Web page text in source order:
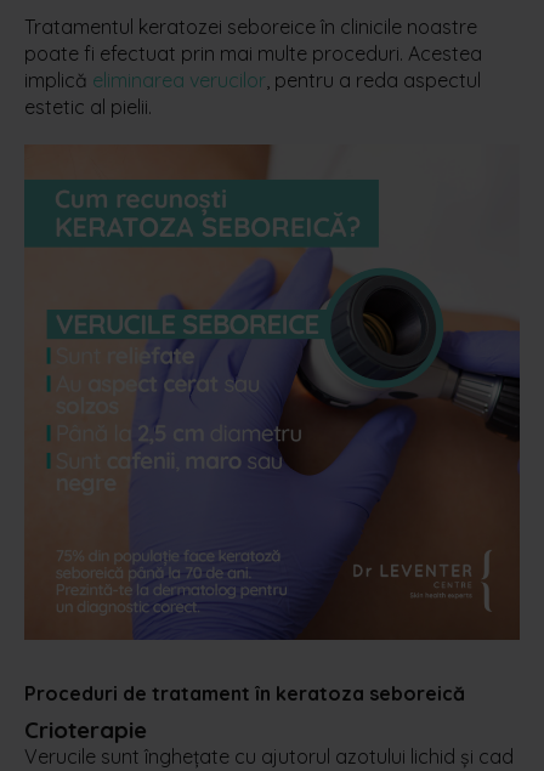
Tratamentul keratozei seboreice în clinicile noastre
poate fi efectuat prin mai multe proceduri. Acestea
implică eliminarea verucilor, pentru a reda aspectul
estetic al pielii.
Proceduri de tratament în keratoza seboreică
Crioterapie
Verucile sunt înghețate cu ajutorul azotului lichid și cad